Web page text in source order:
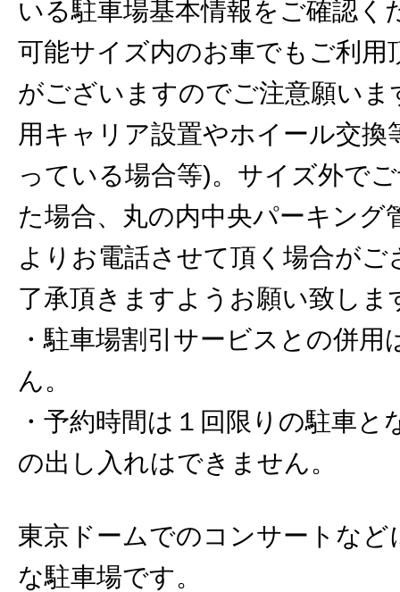
いる駐車場基本情報をご確認く
可能サイズ内のお車でもご利用
がございますのでご注意願いま
用キャリア設置やホイール交換
っている場合等)。サイズ外で
た場合、丸の内中央パーキング
よりお電話させて頂く場合がご
了承頂きますようお願い致しま
・駐車場割引サービスとの併用
ん。
・予約時間は１回限りの駐車と
の出し入れはできません。
東京ドームでのコンサートなど
な駐車場です。